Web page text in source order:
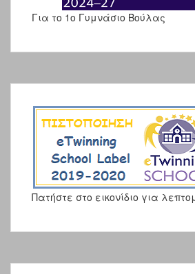
Για το 1ο Γυμνάσιο Βούλας
Πατήστε στο εικονίδιο για